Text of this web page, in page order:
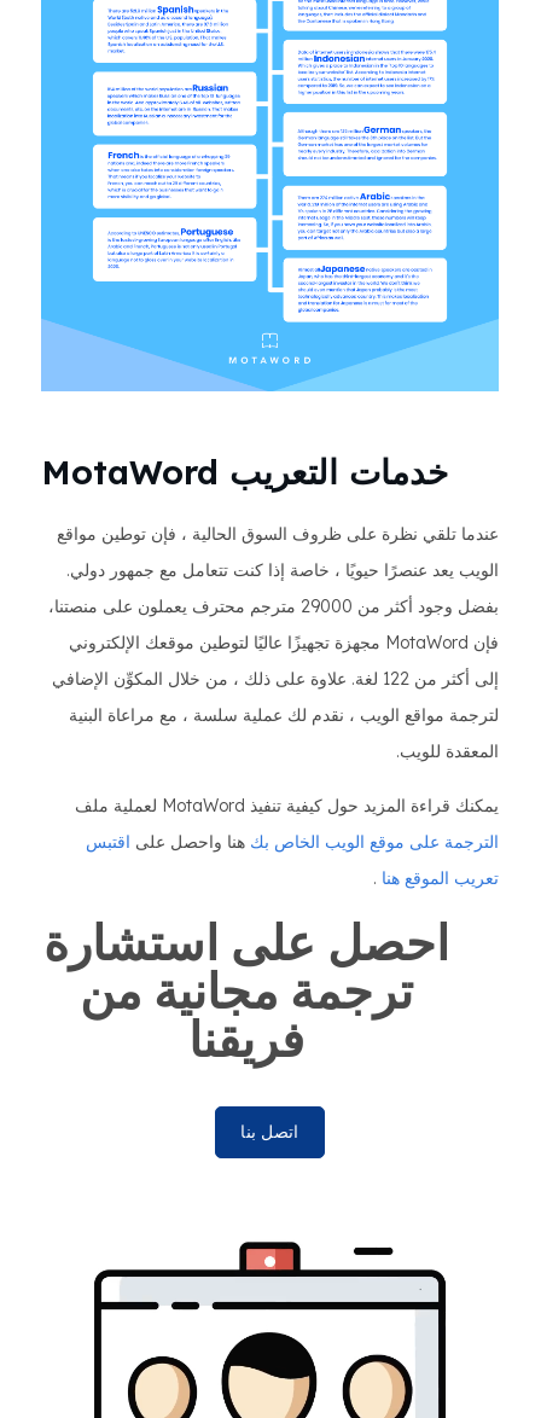
خدمات التعريب MotaWord
عندما تلقي نظرة على ظروف السوق الحالية ، فإن توطين مواقع
الويب يعد عنصرًا حيويًا ، خاصة إذا كنت تتعامل مع جمهور دولي.
بفضل وجود أكثر من 29000 مترجم محترف يعملون على منصتنا،
فإن MotaWord مجهزة تجهيزًا عاليًا لتوطين موقعك الإلكتروني
إلى أكثر من 122 لغة. علاوة على ذلك ، من خلال المكوِّن الإضافي
لترجمة مواقع الويب ، نقدم لك عملية سلسة ، مع مراعاة البنية
المعقدة للويب.
يمكنك قراءة المزيد حول كيفية تنفيذ MotaWord لعملية ملف
الترجمة على موقع الويب الخاص بك هنا واحصل على اقتبس
تعريب الموقع هنا .
احصل على استشارة
ترجمة مجانية من
فريقنا
اتصل بنا